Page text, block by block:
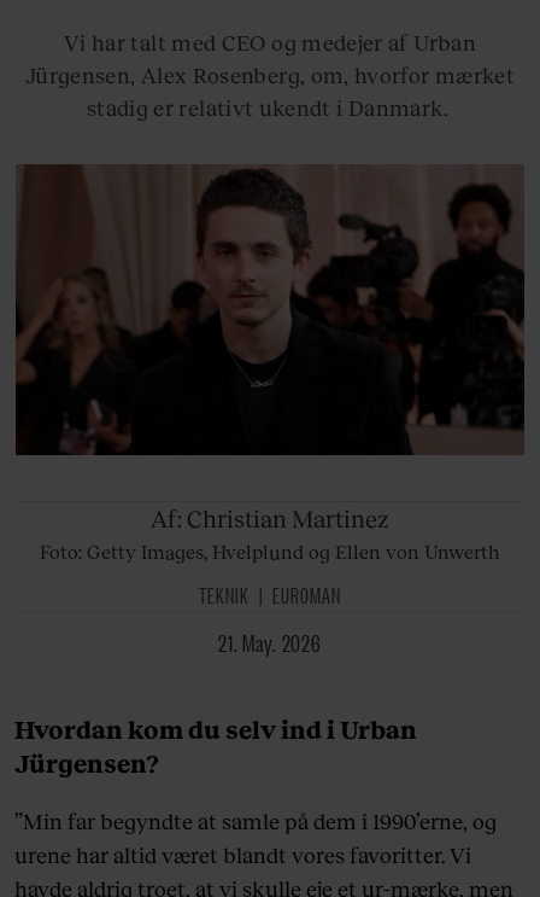
Vi har talt med CEO og medejer af Urban
Jürgensen, Alex Rosenberg, om, hvorfor mærket
stadig er relativt ukendt i Danmark.
Af: Christian Martinez
Foto: Getty Images, Hvelplund og Ellen von Unwerth
TEKNIK EUROMAN
21. May. 2026
Hvordan kom du selv ind i Urban
Jürgensen?
”Min far begyndte at samle på dem i 1990’erne, og
urene har altid været blandt vores favoritter. Vi
havde aldrig troet, at vi skulle eje et ur-mærke, men